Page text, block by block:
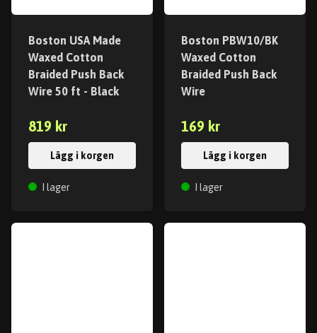
Boston USA Made
Waxed Cotton
Braided Push Back
Wire 50 ft - Black
819 kr
Lägg i korgen
I lager
Boston PBW10/BK
Waxed Cotton
Braided Push Back
Wire
169 kr
Lägg i korgen
I lager